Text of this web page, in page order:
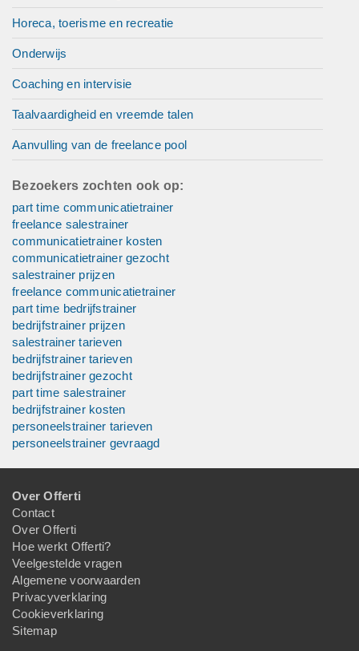
Horeca, toerisme en recreatie
Onderwijs
Coaching en intervisie
Taalvaardigheid en vreemde talen
Aanvulling van de freelance pool
Bezoekers zochten ook op:
part time communicatietrainer
freelance salestrainer
communicatietrainer kosten
communicatietrainer gezocht
salestrainer prijzen
freelance communicatietrainer
part time bedrijfstrainer
bedrijfstrainer prijzen
salestrainer tarieven
bedrijfstrainer tarieven
bedrijfstrainer gezocht
part time salestrainer
bedrijfstrainer kosten
personeelstrainer tarieven
personeelstrainer gevraagd
Over Offerti
Contact
Over Offerti
Hoe werkt Offerti?
Veelgestelde vragen
Algemene voorwaarden
Privacyverklaring
Cookieverklaring
Sitemap